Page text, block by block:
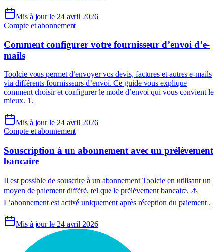
Mis à jour le 24 avril 2026
Compte et abonnement
Comment configurer votre fournisseur d’envoi d’e-
mails
Toolcie vous permet d’envoyer vos devis, factures et autres e-mails
via différents fournisseurs d’envoi. Ce guide vous explique
comment choisir et configurer le mode d’envoi qui vous convient le
mieux. 1.
Mis à jour le 24 avril 2026
Compte et abonnement
Souscription à un abonnement avec un prélèvement
bancaire
Il est possible de souscrire à un abonnement Toolcie en utilisant un
moyen de paiement différé, tel que le prélèvement bancaire. ⚠️
L’abonnement est activé uniquement après réception du paiement .
Mis à jour le 24 avril 2026